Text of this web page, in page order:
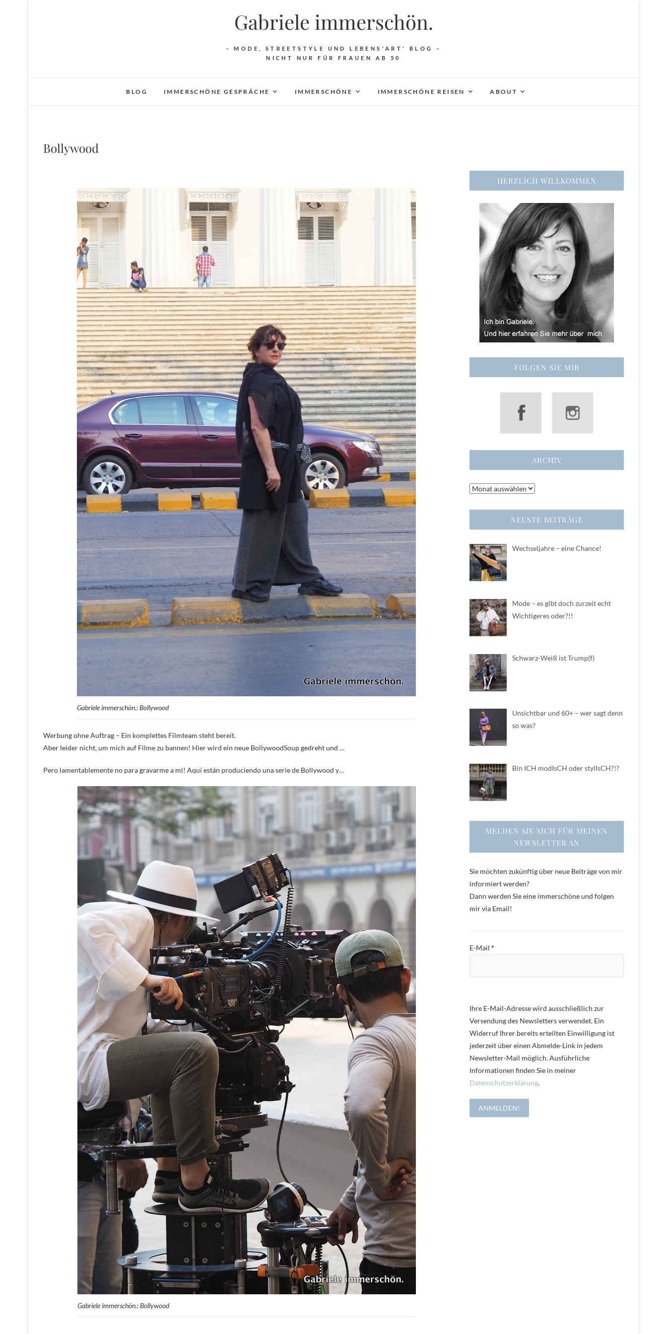
Gabriele immerschön.
– MODE, STREETSTYLE UND LEBENS'ART' BLOG –
NICHT NUR FÜR FRAUEN AB 50
BLOG IMMERSCHÖNE GESPRÄCHE IMMERSCHÖNE IMMERSCHÖNE REISEN ABOUT
Bollywood
Gabriele immerschön.: Bollywood
Werbung ohne Auftrag – Ein komplettes Filmteam steht bereit.
Aber leider nicht, um mich auf Filme zu bannen! Hier wird ein neue BollywoodSoup gedreht und …
Pero lamentablemente no para gravarme a mi! Aquí están produciendo una serie de Bollywood y…
Gabriele immerschön.: Bollywood
HERZLICH WILLKOMMEN
FOLGEN SIE MIR
ARCHIV
Archiv
NEUSTE BEITRÄGE
Wechseljahre – eine Chance!
Mode – es gibt doch zurzeit echt
Wichtigeres oder?!!
Schwarz-Weiß ist Trump(f)
Unsichtbar und 60+ – wer sagt denn
so was?
Bin ICH modIsCH oder stylIsCH?!?
MELDEN SIE SICH FÜR MEINEN
NEWSLETTER AN
Sie möchten zukünftig über neue Beiträge von mir
informiert werden?
Dann werden Sie eine immerschöne und folgen
mir via Email!
E-Mail *
Ihre E-Mail-Adresse wird ausschließlich zur
Versendung des Newsletters verwendet. Ein
Widerruf Ihrer bereits erteilten Einwilligung ist
jederzeit über einen Abmelde-Link in jedem
Newsletter-Mail möglich. Ausführliche
Informationen finden Sie in meiner
Datenschutzerklärung.